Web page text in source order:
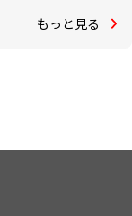
もっと見る